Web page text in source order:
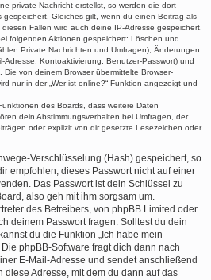
private Nachricht erstellst, so werden die dort
Gleiches gilt, wenn du einen Beitrag als
Fällen wird auch deine IP-Adresse gespeichert.
folgenden Aktionen gespeichert: Löschen und
Private Nachrichten und Umfragen), Änderungen
Adresse, Kontoaktivierung, Benutzer-Passwort) und
Die von deinem Browser übermittelte Browser-
nur in der „Wer ist online?“-Funktion angezeigt und
des Boards, dass weitere Daten
dein Abstimmungsverhalten bei Umfragen, der
oder explizit von dir gesetzte Lesezeichen oder
Verschlüsselung (Hash) gespeichert, so
empfohlen, dieses Passwort nicht auf einer
Das Passwort ist dein Schlüssel zu
also geh mit ihm sorgsam um.
des Betreibers, von phpBB Limited oder
deinem Passwort fragen. Solltest du dein
du die Funktion „Ich habe mein
phpBB-Software fragt dich dann nach
E-Mail-Adresse und sendet anschließend
Adresse, mit dem du dann auf das